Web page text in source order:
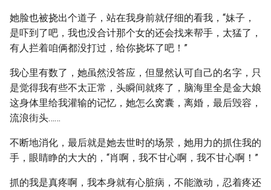
她脸也被挠出个道子，站在我身前就仔细的看我，“妹子，
是吓到了吧，我也没合计那个女的还会找来帮手，太猛了，
有人拦着咱俩都没打过，给你挠坏了吧！”
我心里有数了，她虽然没答应，但显然认可自己的名字，只
是觉得我有些不太正常，头瞬间就疼了，脑海里全是金大娘
这身体里给我灌输的记忆，她怎么窝囊，离婚，最后毁容，
流浪街头……
不断地消化，最后就是她去世时的场景，她用力的抓住我的
手，眼睛睁的大大的，“肖啊，我不甘心啊，我不甘心啊！”
抓的我是真疼啊，我本身就有心脏病，不能激动，忍着疼还